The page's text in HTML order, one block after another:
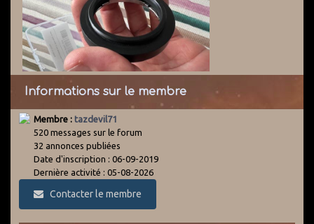
Informations sur le membre
Membre : tazdevil71
520 messages sur le forum
32 annonces publiées
Date d'inscription : 06-09-2019
Dernière activité : 05-08-2026
Contacter le membre